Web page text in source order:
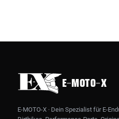
E–MOTO–X
E-MOTO-X · Dein Spezialist für E-